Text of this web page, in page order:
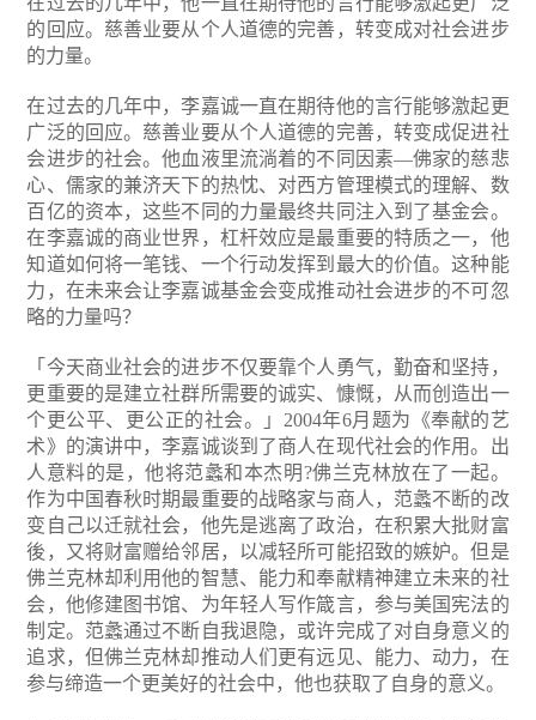
的回应。慈善业要从个人道德的完善，转变成对社会进步
的力量。
在过去的几年中，李嘉诚一直在期待他的言行能够激起更
广泛的回应。慈善业要从个人道德的完善，转变成促进社
会进步的社会。他血液里流淌着的不同因素—佛家的慈悲
心、儒家的兼济天下的热忱、对西方管理模式的理解、数
百亿的资本，这些不同的力量最终共同注入到了基金会。
在李嘉诚的商业世界，杠杆效应是最重要的特质之一，他
知道如何将一笔钱、一个行动发挥到最大的价值。这种能
力，在未来会让李嘉诚基金会变成推动社会进步的不可忽
略的力量吗？
「今天商业社会的进步不仅要靠个人勇气，勤奋和坚持，
更重要的是建立社群所需要的诚实、慷慨，从而创造出一
个更公平、更公正的社会。」2004年6月题为《奉献的艺
术》的演讲中，李嘉诚谈到了商人在现代社会的作用。出
人意料的是，他将范蠡和本杰明?佛兰克林放在了一起。
作为中国春秋时期最重要的战略家与商人，范蠡不断的改
变自己以迁就社会，他先是逃离了政治，在积累大批财富
後，又将财富赠给邻居，以减轻所可能招致的嫉妒。但是
佛兰克林却利用他的智慧、能力和奉献精神建立未来的社
会，他修建图书馆、为年轻人写作箴言，参与美国宪法的
制定。范蠡通过不断自我退隐，或许完成了对自身意义的
追求，但佛兰克林却推动人们更有远见、能力、动力，在
参与缔造一个更美好的社会中，他也获取了自身的意义。